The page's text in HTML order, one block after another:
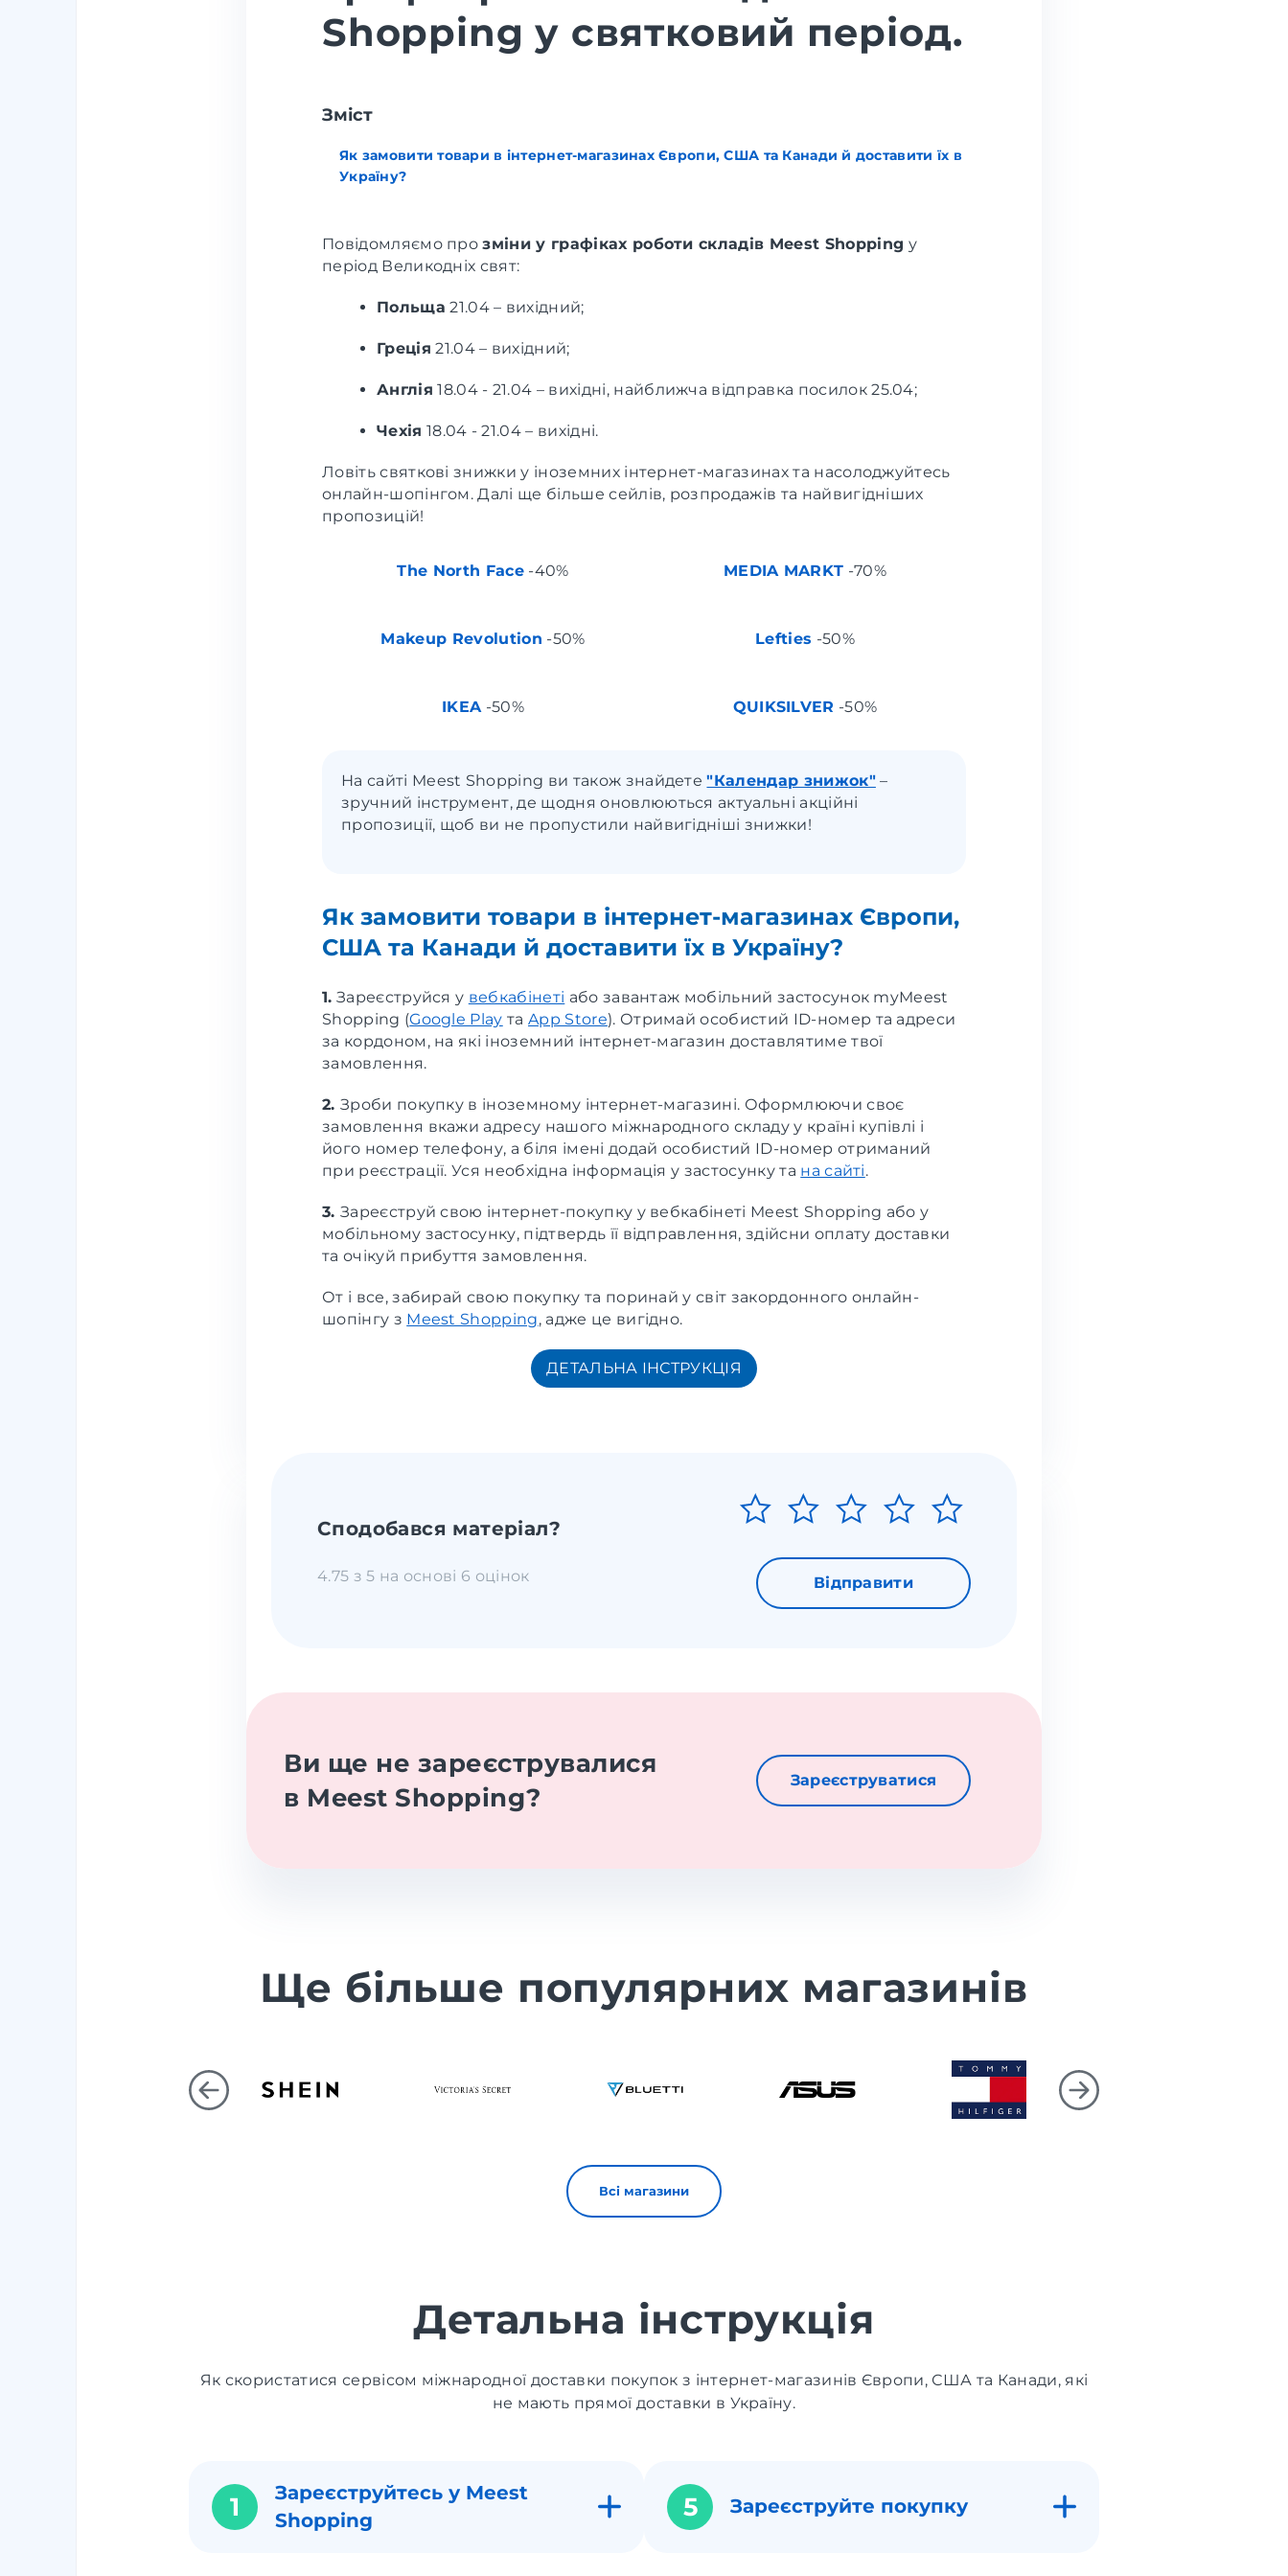
Shopping у святковий період.
Зміст
Як замовити товари в інтернет-магазинах Європи, США та Канади й доставити їх в
Україну?
Повідомляємо прозміни у графіках роботи складів Meest Shopping у
період Великодніх свят:
Польща 21.04 – вихідний;
Греція 21.04 – вихідний;
Англія 18.04 - 21.04 – вихідні, найближча відправка посилок 25.04;
Чехія 18.04 - 21.04 – вихідні.
Ловіть святкові знижки у іноземних інтернет-магазинах та насолоджуйтесь
онлайн-шопінгом. Далі ще більше сейлів, розпродажів та найвигідніших
пропозицій!
The North Face-40% MEDIA MARKT -70%
Makeup Revolution -50% Lefties -50%
IKEA-50% QUIKSILVER -50%
На сайті Meest Shopping ви також знайдете"Календар знижок"–
зручний інструмент, де щодня оновлюються актуальні акційні
пропозиції, щоб ви не пропустили найвигідніші знижки!
Як замовити товари в інтернет-магазинах Європи,
США та Канади й доставити їх в Україну?
1. Зареєструйся у вебкабінеті або завантаж мобільний застосунок myMeest
Shopping (Google Play таApp Store). Отримай особистий ID-номер та адреси
за кордоном, на які іноземний інтернет-магазин доставлятиме твої
замовлення.
2. Зроби покупку в іноземному інтернет-магазині. Оформлюючи своє
замовлення вкажи адресу нашого міжнародного складу у країні купівлі і
його номер телефону, а біля імені додай особистий ID-номер отриманий
при реєстрації. Уся необхідна інформація у застосунку та на сайті.
3. Зареєструй свою інтернет-покупку у вебкабінеті Meest Shopping або у
мобільному застосунку, підтвердь її відправлення, здійсни оплату доставки
та очікуй прибуття замовлення.
От і все, забирай свою покупку та поринай у світ закордонного онлайн-
шопінгу з Meest Shopping, адже це вигідно.
ДЕТАЛЬНА ІНСТРУКЦІЯ
Сподобався матеріал?
4.75 з 5 на основі 6 оцінок Відправити
Ви ще не зареєструвалися
в Meest Shopping?
Зареєструватися
Ще більше популярних магазинів
Всі магазини
Детальна інструкція
Як скористатися сервісом міжнародної доставки покупок з інтернет-магазинів Європи, США та Канади, які
не мають прямої доставки в Україну.
1
Зареєструйтесь у Meest
Shopping
5 Зареєструйте покупку